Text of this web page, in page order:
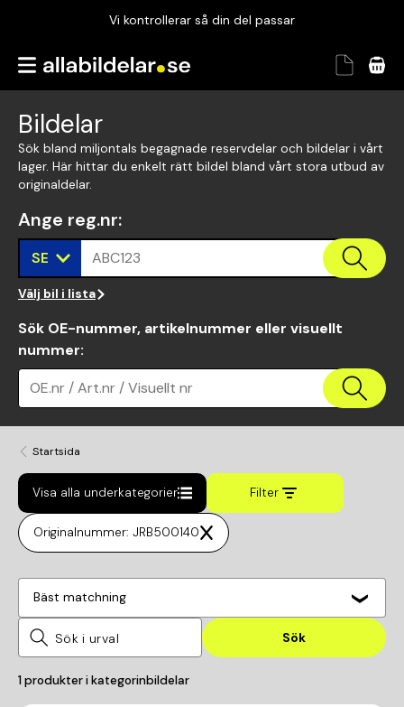
Vi kontrollerar så din del passar
Garanterad passform
Bildelar
Sök bland miljontals begagnade reservdelar och bildelar i vårt
lager. Här hittar du enkelt rätt bildel bland vårt stora utbud av
originaldelar.
Ange reg.nr:
SE ABC123
Välj bil i lista
Sök OE-nummer, artikelnummer eller visuellt
nummer:
OE.nr / Art.nr / Visuellt nr
Startsida
Visa alla underkategorier Filter
Originalnummer: JRB500140
Bäst matchning
Sök
1produkter i kategorinbildelar